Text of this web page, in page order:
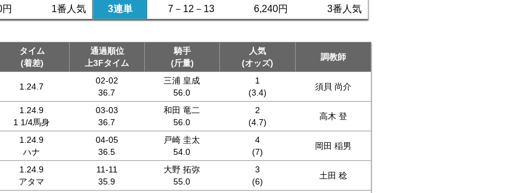
1番人気
3連単
7－12－13 6,240円 3番人気
タイム
(着差)
通過順位
上3Fタイム
騎手
(斤量)
人気
(オッズ)
調教師
1.24.7
02-02
36.7
三浦 皇成
56.0
1
(3.4)
須貝 尚介
1.24.9
1 1/4馬身
03-03
36.7
和田 竜二
56.0
2
(4.7)
高木 登
1.24.9
ハナ
04-05
36.5
戸崎 圭太
54.0
4
(7)
岡田 稲男
1.24.9
アタマ
11-11
35.9
大野 拓弥
55.0
3
(6)
土田 稔